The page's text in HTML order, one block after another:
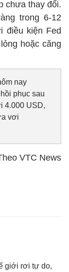
chưa thay đổi.
trong 6-12
điều kiện Fed
hoặc căng
nay
phục sau
4.000 USD,
vơi
VTC News
giới rơi tự do,